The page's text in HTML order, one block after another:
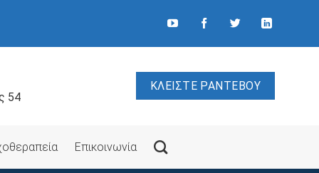
54
ΚΛΕΙΣΤΕ ΡΑΝΤΕΒΟΥ
Επικοινωνία